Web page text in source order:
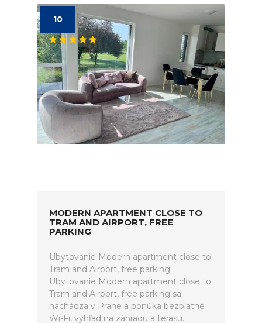
10
MODERN APARTMENT CLOSE TO
TRAM AND AIRPORT, FREE
PARKING
Ubytovanie Modern apartment close to
Tram and Airport, free parking.
Ubytovanie Modern apartment close to
Tram and Airport, free parking sa
nachádza v Prahe a ponúka bezplatné
Wi-Fi, výhľad na záhradu a terasu.